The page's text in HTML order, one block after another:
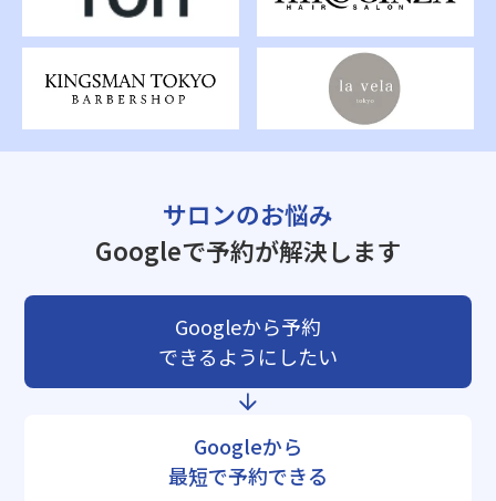
サロンのお悩み
Googleで予約が解決します
Googleから予約
できるようにしたい
Googleから
最短で予約できる